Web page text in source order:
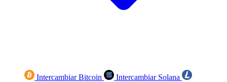
Intercambiar Bitcoin
Intercambiar Solana